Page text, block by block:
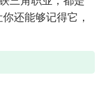
还能够记得它，